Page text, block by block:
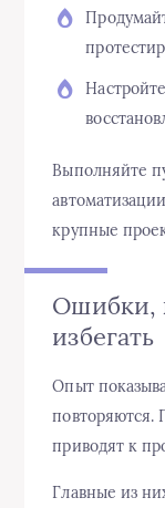
Выполняйте
крупные
Ошибки,
избегать
Опыт
повторяются.
приводят к
Главные из